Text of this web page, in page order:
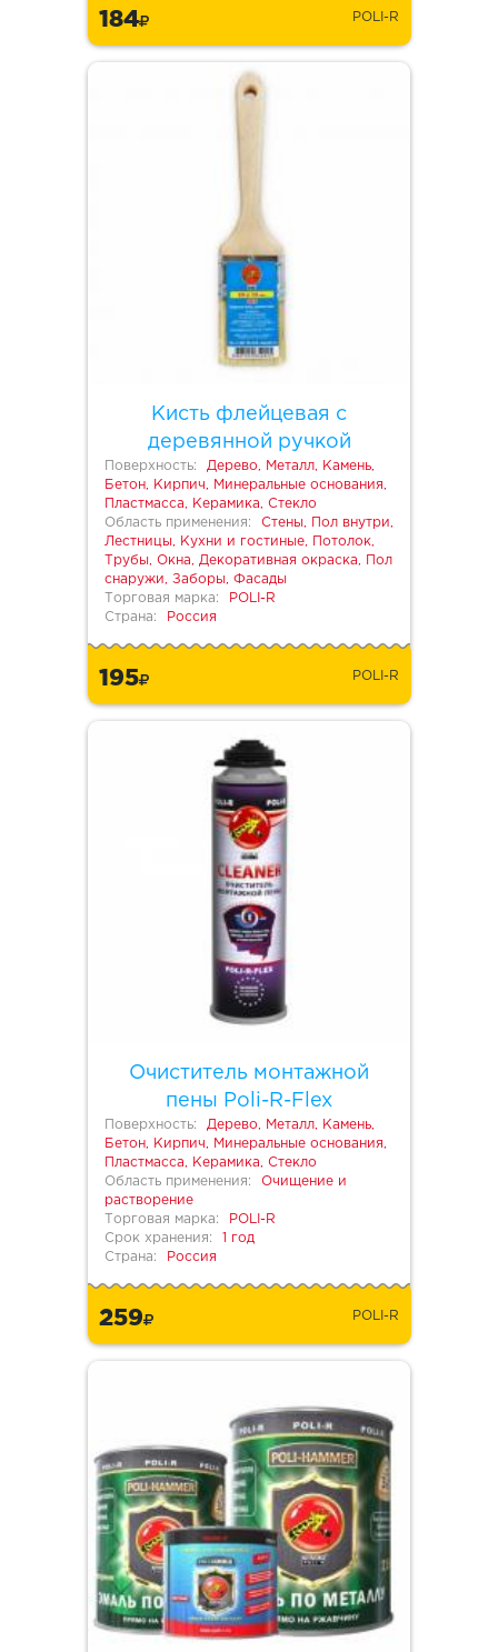
184 POLI-R
Кисть флейцевая с
деревянной ручкой
Поверхность:
Дерево, Металл, Камень,
Бетон, Кирпич, Минеральные основания,
Пластмасса, Керамика, Стекло
Область применения:
Стены, Пол внутри,
Лестницы, Кухни и гостиные, Потолок,
Трубы, Окна, Декоративная окраска, Пол
снаружи, Заборы, Фасады
Торговая марка:
POLI-R
Страна:
Россия
195 POLI-R
Очиститель монтажной
пены Poli-R-Flex
Поверхность:
Дерево, Металл, Камень,
Бетон, Кирпич, Минеральные основания,
Пластмасса, Керамика, Стекло
Область применения:
Очищение и
растворение
Торговая марка:
POLI-R
Срок хранения:
1 год
Страна:
Россия
259 POLI-R